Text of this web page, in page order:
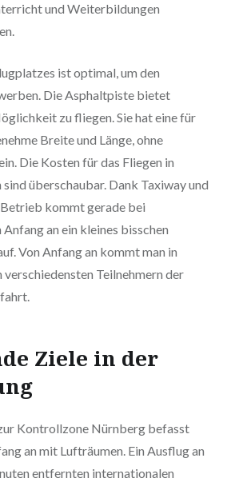
und Weiterbildungen
ist optimal, um den
Die Asphaltpiste bietet
zu fliegen. Sie hat eine für
Breite und Länge, ohne
Die Kosten für das Fliegen in
überschaubar. Dank Taxiway und
kommt gerade bei
an ein kleines bisschen
Von Anfang an kommt man in
Teilnehmern der
Ziele in der
Kontrollzone Nürnberg befasst
an mit Lufträumen. Ein Ausflug an
entfernten internationalen